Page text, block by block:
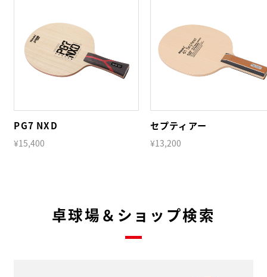
PG7 NXD
¥15,400
セプティアー
¥13,200
卓球場＆ショップ検索